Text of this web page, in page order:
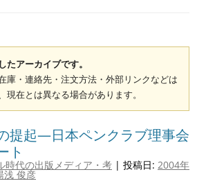
たアーカイブです。
庫・連絡先・注文方法・外部リンクなどは
現在とは異なる場合があります。
提起—日本ペンクラブ理事会
ト
時代の出版メディア・考 | 投稿日: 2004年
浅 俊彦